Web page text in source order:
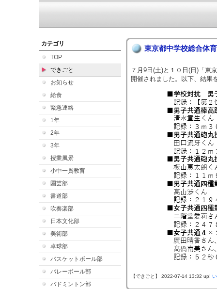
カテゴリ
TOP
できごと
お知らせ
給食
緊急連絡
1年
2年
3年
授業風景
小中一貫教育
園芸部
書道部
吹奏楽部
日本文化部
美術部
卓球部
バスケットボール部
バレーボール部
バドミントン部
東京都中学校総合体
７月9日(土)と１０日(日)「
開催されました。以下、結果
【できごと】 2022-07-14 13:32 up!